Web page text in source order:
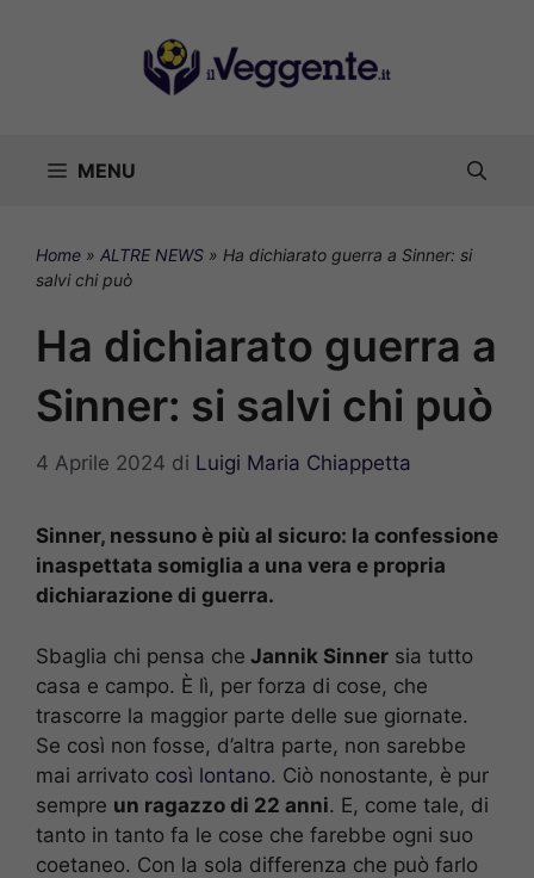
MENU
Home » ALTRE NEWS » Ha dichiarato guerra a Sinner: si
salvi chi può
Ha dichiarato guerra a
Sinner: si salvi chi può
4 Aprile 2024 di Luigi Maria Chiappetta
Sinner, nessuno è più al sicuro: la confessione
inaspettata somiglia a una vera e propria
dichiarazione di guerra.
Sbaglia chi pensa che Jannik Sinner sia tutto
casa e campo. È lì, per forza di cose, che
trascorre la maggior parte delle sue giornate.
Se così non fosse, d’altra parte, non sarebbe
mai arrivato così lontano. Ciò nonostante, è pur
sempre un ragazzo di 22 anni. E, come tale, di
tanto in tanto fa le cose che farebbe ogni suo
coetaneo. Con la sola differenza che può farlo